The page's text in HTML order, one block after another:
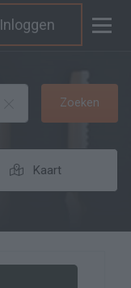
Inloggen
Zoeken
Kaart